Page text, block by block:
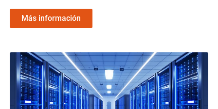
Más información